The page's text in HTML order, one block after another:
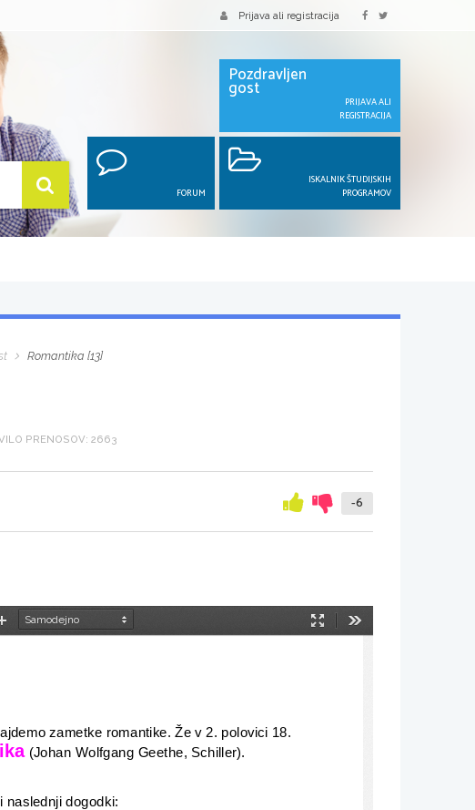
Prijava ali registracija
Pozdravljen
gost
PRIJAVA ALI
REGISTRACIJA
FORUM
ISKALNIK ŠTUDIJSKIH
PROGRAMOV
Romantika [13]
PRENOSOV: 2663
-6
Način
Povečaj
zametke romantike. Že v 2. polovici 18.
(Johan Wolfgang Geethe, Schiller).
naslednji dogodki: